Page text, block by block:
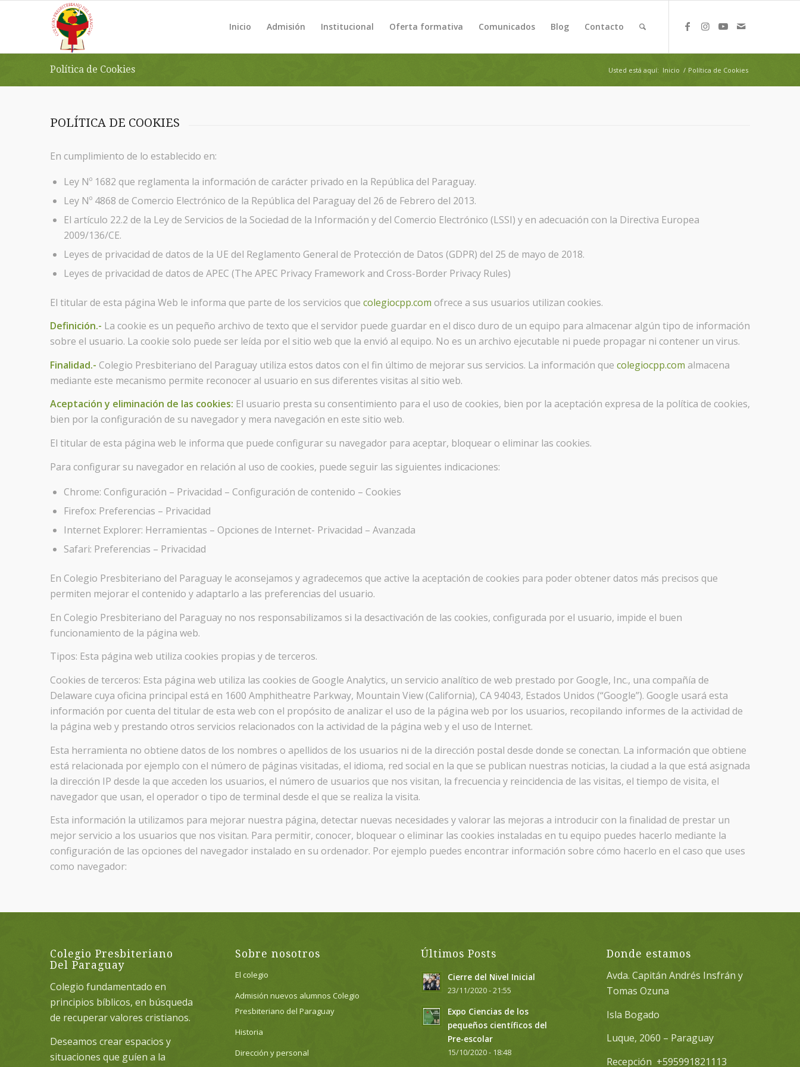
Inicio Admisión Institucional Oferta formativa Comunicados Blog Contacto
Política de Cookies Usted está aquí: Inicio / Política de Cookies
POLÍTICA DE COOKIES
En cumplimiento de lo establecido en:
Ley Nº 1682 que reglamenta la información de carácter privado en la República del Paraguay.
Ley Nº 4868 de Comercio Electrónico de la República del Paraguay del 26 de Febrero del 2013.
El artículo 22.2 de la Ley de Servicios de la Sociedad de la Información y del Comercio Electrónico (LSSI) y en adecuación con la Directiva Europea
2009/136/CE.
Leyes de privacidad de datos de la UE del Reglamento General de Protección de Datos (GDPR) del 25 de mayo de 2018.
Leyes de privacidad de datos de APEC (The APEC Privacy Framework and Cross-Border Privacy Rules)
El titular de esta página Web le informa que parte de los servicios que colegiocpp.com ofrece a sus usuarios utilizan cookies.
Definición.- La cookie es un pequeño archivo de texto que el servidor puede guardar en el disco duro de un equipo para almacenar algún tipo de información
sobre el usuario. La cookie solo puede ser leída por el sitio web que la envió al equipo. No es un archivo ejecutable ni puede propagar ni contener un virus.
Finalidad.- Colegio Presbiteriano del Paraguay utiliza estos datos con el fin último de mejorar sus servicios. La información que colegiocpp.com almacena
mediante este mecanismo permite reconocer al usuario en sus diferentes visitas al sitio web.
Aceptación y eliminación de las cookies: El usuario presta su consentimiento para el uso de cookies, bien por la aceptación expresa de la política de cookies,
bien por la configuración de su navegador y mera navegación en este sitio web.
El titular de esta página web le informa que puede configurar su navegador para aceptar, bloquear o eliminar las cookies.
Para configurar su navegador en relación al uso de cookies, puede seguir las siguientes indicaciones:
Chrome: Configuración – Privacidad – Configuración de contenido – Cookies
Firefox: Preferencias – Privacidad
Internet Explorer: Herramientas – Opciones de Internet- Privacidad – Avanzada
Safari: Preferencias – Privacidad
En Colegio Presbiteriano del Paraguay le aconsejamos y agradecemos que active la aceptación de cookies para poder obtener datos más precisos que
permiten mejorar el contenido y adaptarlo a las preferencias del usuario.
En Colegio Presbiteriano del Paraguay no nos responsabilizamos si la desactivación de las cookies, configurada por el usuario, impide el buen
funcionamiento de la página web.
Tipos: Esta página web utiliza cookies propias y de terceros.
Cookies de terceros: Esta página web utiliza las cookies de Google Analytics, un servicio analítico de web prestado por Google, Inc., una compañía de
Delaware cuya oficina principal está en 1600 Amphitheatre Parkway, Mountain View (California), CA 94043, Estados Unidos (“Google”). Google usará esta
información por cuenta del titular de esta web con el propósito de analizar el uso de la página web por los usuarios, recopilando informes de la actividad de
la página web y prestando otros servicios relacionados con la actividad de la página web y el uso de Internet.
Esta herramienta no obtiene datos de los nombres o apellidos de los usuarios ni de la dirección postal desde donde se conectan. La información que obtiene
está relacionada por ejemplo con el número de páginas visitadas, el idioma, red social en la que se publican nuestras noticias, la ciudad a la que está asignada
la dirección IP desde la que acceden los usuarios, el número de usuarios que nos visitan, la frecuencia y reincidencia de las visitas, el tiempo de visita, el
navegador que usan, el operador o tipo de terminal desde el que se realiza la visita.
Esta información la utilizamos para mejorar nuestra página, detectar nuevas necesidades y valorar las mejoras a introducir con la finalidad de prestar un
mejor servicio a los usuarios que nos visitan. Para permitir, conocer, bloquear o eliminar las cookies instaladas en tu equipo puedes hacerlo mediante la
configuración de las opciones del navegador instalado en su ordenador. Por ejemplo puedes encontrar información sobre cómo hacerlo en el caso que uses
como navegador:
Colegio Presbiteriano
Del Paraguay
Colegio fundamentado en
principios bíblicos, en búsqueda
de recuperar valores cristianos.
Deseamos crear espacios y
situaciones que guíen a la
Sobre nosotros
El colegio
Admisión nuevos alumnos Colegio
Presbiteriano del Paraguay
Historia
Dirección y personal
Últimos Posts
Cierre del Nivel Inicial
23/11/2020 - 21:55
Expo Ciencias de los
pequeños científicos del
Pre-escolar
15/10/2020 - 18:48
Donde estamos
Avda. Capitán Andrés Insfrán y
Tomas Ozuna
Isla Bogado
Luque, 2060 – Paraguay
Recepción +595991821113